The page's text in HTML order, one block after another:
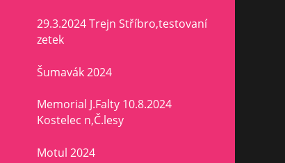
29.3.2024 Trejn Stříbro,testovaní
zetek
Šumavák 2024
Memorial J.Falty 10.8.2024
Kostelec n,Č.lesy
Motul 2024